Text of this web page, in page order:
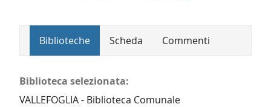
Biblioteche Scheda Commenti
Biblioteca selezionata:
VALLEFOGLIA - Biblioteca Comunale